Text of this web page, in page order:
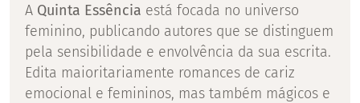
A Quinta Essência está focada no universo
feminino, publicando autores que se distinguem
pela sensibilidade e envolvência da sua escrita.
Edita maioritariamente romances de cariz
emocional e femininos, mas também mágicos e